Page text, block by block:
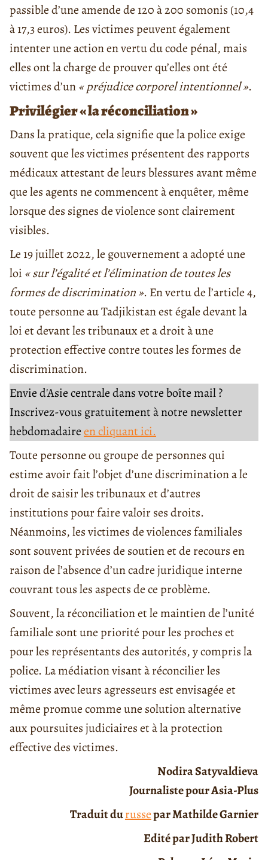
passible d’une amende de 120 à 200 somonis (10,4
à 17,3 euros). Les victimes peuvent également
intenter une action en vertu du code pénal, mais
elles ont la charge de prouver qu’elles ont été
victimes d’un« préjudice corporel intentionnel ».
Privilégier « la réconciliation »
Dans la pratique, cela signifie que la police exige
souvent que les victimes présentent des rapports
médicaux attestant de leurs blessures avant même
que les agents ne commencent à enquêter, même
lorsque des signes de violence sont clairement
visibles.
Le 19 juillet 2022, le gouvernement a adopté une
loi « sur l’égalité et l’élimination de toutes les
formes de discrimination ». En vertu de l’article 4,
toute personne au Tadjikistan est égale devant la
loi et devant les tribunaux et a droit à une
protection effective contre toutes les formes de
discrimination.
Envie d'Asie centrale dans votre boîte mail ?
Inscrivez-vous gratuitement à notre newsletter
hebdomadaireen cliquant ici.
Toute personne ou groupe de personnes qui
estime avoir fait l’objet d’une discrimination a le
droit de saisir les tribunaux et d’autres
institutions pour faire valoir ses droits.
Néanmoins, les victimes de violences familiales
sont souvent privées de soutien et de recours en
raison de l’absence d’un cadre juridique interne
couvrant tous les aspects de ce problème.
Souvent, la réconciliation et le maintien de l’unité
familiale sont une priorité pour les proches et
pour les représentants des autorités, y compris la
police. La médiation visant à réconcilier les
victimes avec leurs agresseurs est envisagée et
même promue comme une solution alternative
aux poursuites judiciaires et à la protection
effective des victimes.
Nodira Satyvaldieva
Journaliste pour Asia-Plus
Traduit durussepar Mathilde Garnier
Edité par Judith Robert